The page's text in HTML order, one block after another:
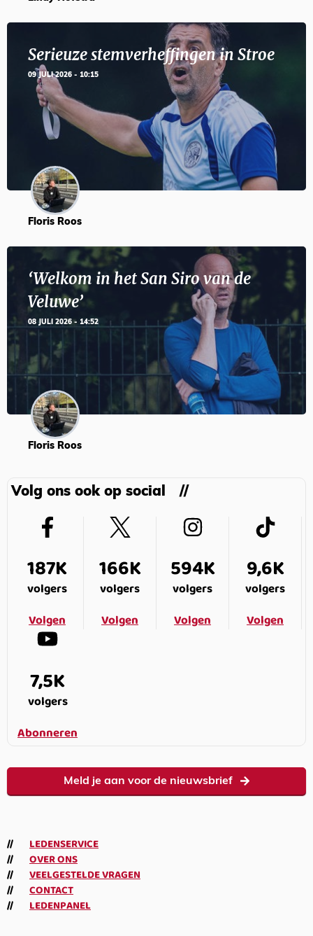
Serieuze stemverheffingen in Stroe
09 JULI 2026 - 10:15
Floris Roos
‘Welkom in het San Siro van de
Veluwe’
08 JULI 2026 - 14:52
Floris Roos
Volg ons ook op social
187K
volgers
Volgen
166K
volgers
Volgen
594K
volgers
Volgen
9,6K
volgers
Volgen
7,5K
volgers
Abonneren
Meld je aan voor de nieuwsbrief
LEDENSERVICE
OVER ONS
VEELGESTELDE VRAGEN
CONTACT
LEDENPANEL